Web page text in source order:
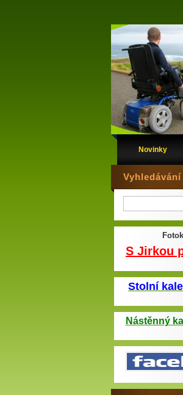
Novinky
Vyhledávání
S Jirkou
Stolní
Nástěnný